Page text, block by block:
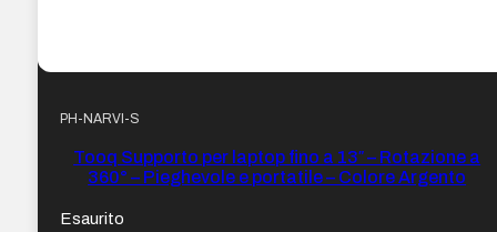
PH-NARVI-S
Tooq Supporto per laptop fino a 13″ – Rotazione a
360° – Pieghevole e portatile – Colore Argento
Esaurito